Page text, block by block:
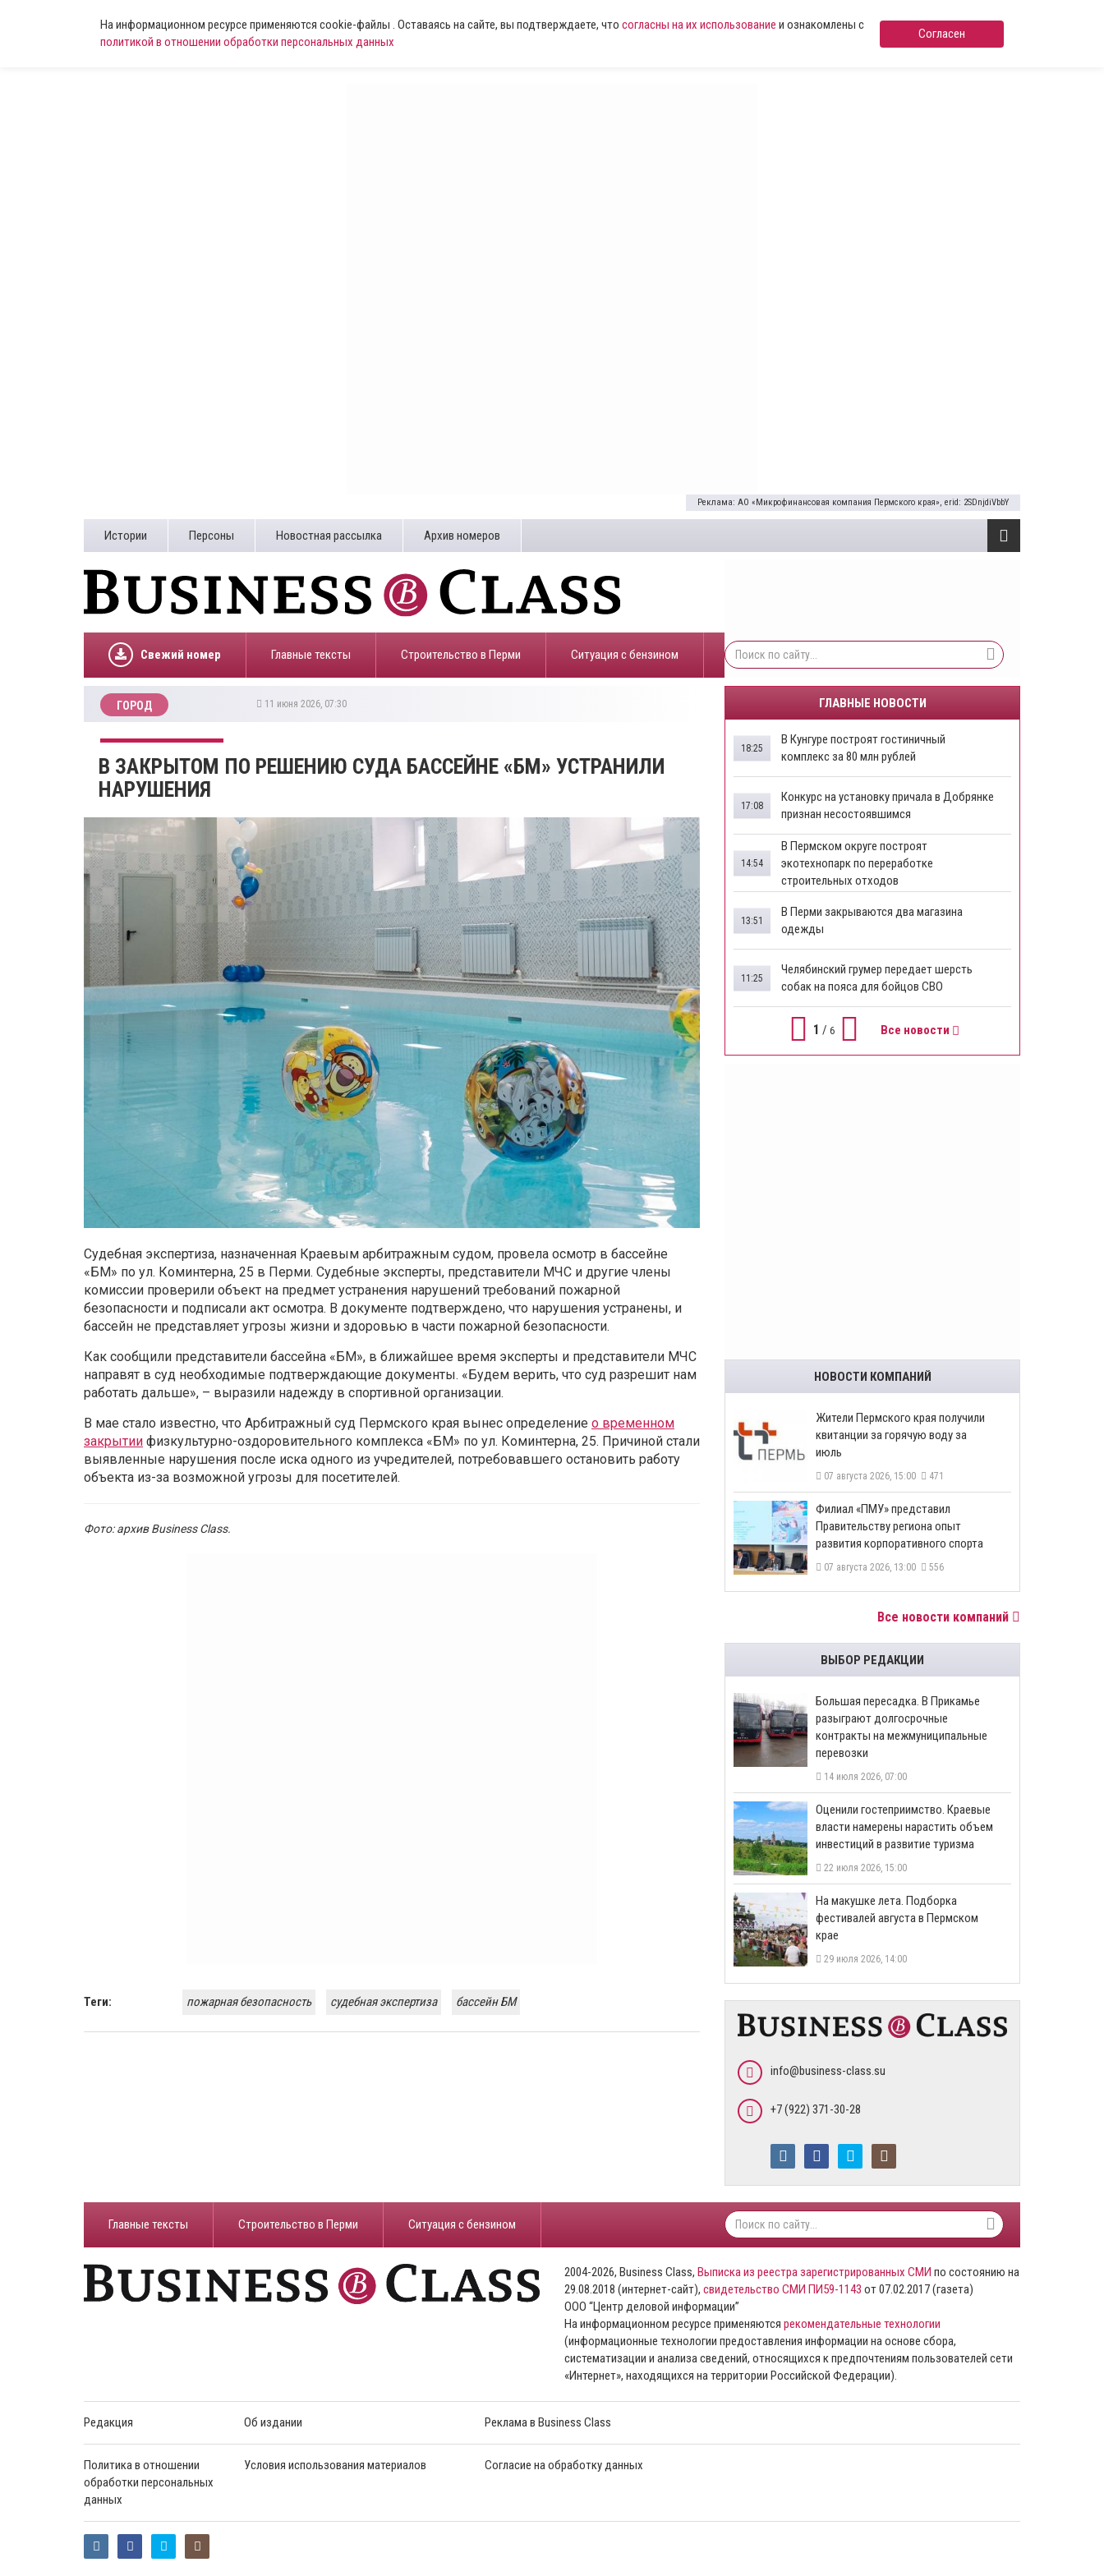
На информационном ресурсе применяются cookie-файлы . Оставаясь на сайте, вы подтверждаете, что согласны на их использование и ознакомлены с
политикой в отношении обработки персональных данных
Согласен
Реклама: АО «Микрофинансовая компания Пермского края», erid: 2SDnjdiVbbY
Истории Персоны Новостная рассылка Архив номеров
Свежий номер Главные тексты Строительство в Перми ​Ситуация с бензином
ГОРОД 11 июня 2026, 07:30
​В ЗАКРЫТОМ ПО РЕШЕНИЮ СУДА БАССЕЙНЕ «БМ» УСТРАНИЛИ
НАРУШЕНИЯ
Судебная экспертиза, назначенная Краевым арбитражным судом, провела осмотр в бассейне
«БМ» по ул. Коминтерна, 25 в Перми. Судебные эксперты, представители МЧС и другие члены
комиссии проверили объект на предмет устранения нарушений требований пожарной
безопасности и подписали акт осмотра. В документе подтверждено, что нарушения устранены, и
бассейн не представляет угрозы жизни и здоровью в части пожарной безопасности.
Как сообщили представители бассейна «БМ», в ближайшее время эксперты и представители МЧС
направят в суд необходимые подтверждающие документы. «Будем верить, что суд разрешит нам
работать дальше», – выразили надежду в спортивной организации.
В мае стало известно, что Арбитражный суд Пермского края вынес определение о временном
закрытии физкультурно-оздоровительного комплекса «БМ» по ул. Коминтерна, 25. Причиной стали
выявленные нарушения после иска одного из учредителей, потребовавшего остановить работу
объекта из-за возможной угрозы для посетителей.
Фото: архив Business Class.
Теги: пожарная безопасность судебная экспертиза бассейн БМ
ГЛАВНЫЕ НОВОСТИ
В Кунгуре построят гостиничный
комплекс за 80 млн рублей
18:25
Конкурс на установку причала в Добрянке
признан несостоявшимся
17:08
В Пермском округе построят
экотехнопарк по переработке
строительных отходов
14:54
В Перми закрываются два магазина
одежды
13:51
Челябинский грумер передает шерсть
собак на пояса для бойцов СВО
11:25
1 / 6 Все новости
НОВОСТИ КОМПАНИЙ
​Жители Пермского края получили
квитанции за горячую воду за
июль
07 августа 2026, 15:00 471
​Филиал «ПМУ» представил
Правительству региона опыт
развития корпоративного спорта
07 августа 2026, 13:00 556
Все новости компаний
ВЫБОР РЕДАКЦИИ
Большая пересадка. В Прикамье
разыграют долгосрочные
контракты на межмуниципальные
перевозки
14 июля 2026, 07:00
Оценили гостеприимство. Краевые
власти намерены нарастить объем
инвестиций в развитие туризма
22 июля 2026, 15:00
На макушке лета. Подборка
фестивалей августа в Пермском
крае
29 июля 2026, 14:00
info@business-class.su
+7 (922) 371-30-28
Главные тексты Строительство в Перми ​Ситуация с бензином
2004-2026, Business Class, Выписка из реестра зарегистрированных СМИ по состоянию на
29.08.2018 (интернет-сайт), свидетельство СМИ ПИ59-1143 от 07.02.2017 (газета)
ООО “Центр деловой информации”
На информационном ресурсе применяются рекомендательные технологии
(информационные технологии предоставления информации на основе сбора,
систематизации и анализа сведений, относящихся к предпочтениям пользователей сети
«Интернет», находящихся на территории Российской Федерации).
Редакция Об издании Реклама в Business Class
Политика в отношении
обработки персональных
данных
Условия использования материалов Согласие на обработку данных